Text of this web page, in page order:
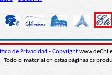
de Privacidad - Copyright
Todo el material en estas páginas es